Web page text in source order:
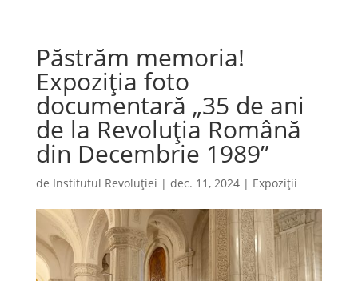
Păstrăm memoria!
Expoziția foto
documentară „35 de ani
de la Revoluția Română
din Decembrie 1989”
de Institutul Revoluției | dec. 11, 2024| Expoziții